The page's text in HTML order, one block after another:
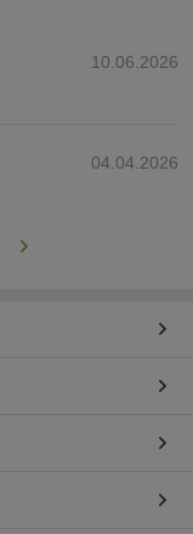
10.06.2026
04.04.2026